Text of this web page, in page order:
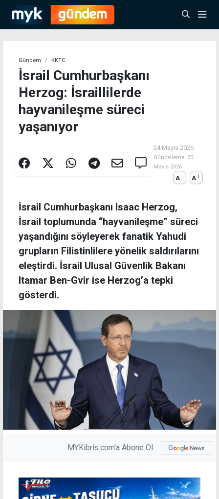
Gündem KKTC
İsrail Cumhurbaşkanı
Herzog: İsraillilerde
hayvanileşme süreci
yaşanıyor
24 Mayıs 2026
Güncelleme: 25
Mayıs 2026
A A
İsrail Cumhurbaşkanı Isaac Herzog,
İsrail toplumunda “hayvanileşme” süreci
yaşandığını söyleyerek fanatik Yahudi
grupların Filistinlilere yönelik saldırılarını
eleştirdi. İsrail Ulusal Güvenlik Bakanı
Itamar Ben-Gvir ise Herzog’a tepki
gösterdi.
MYKibris.com'a Abone Ol